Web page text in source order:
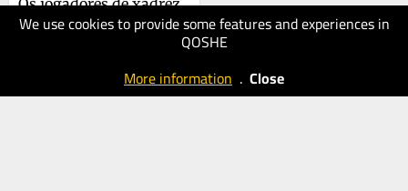
We use cookies to provide some features and experiences in
QOSHE
More information . Close
21.05.2025